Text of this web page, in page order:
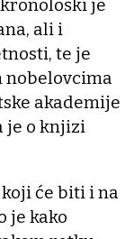
je
ali i
te je
nobelovcima
akademije
je o knjizi
će biti i na
je kako